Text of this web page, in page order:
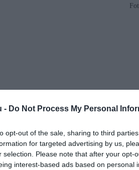
- Do Not Process My Personal
opt-out of the sale, sharing to third
for targeted advertising by us,
selection. Please note that after your opt-
interest-based ads based on personal